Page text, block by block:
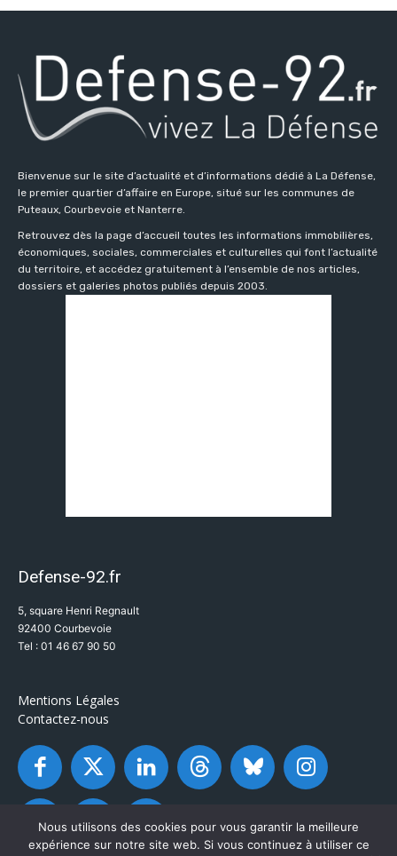
Bienvenue sur le site d’actualité et d’informations dédié à La Défense,
le premier quartier d’affaire en Europe, situé sur les communes de
Puteaux, Courbevoie et Nanterre.
Retrouvez dès la page d’accueil toutes les informations immobilières,
économiques, sociales, commerciales et culturelles qui font l’actualité
du territoire, et accédez gratuitement à l’ensemble de nos articles,
dossiers et galeries photos publiés depuis 2003.
Defense-92.fr
5, square Henri Regnault
92400 Courbevoie
Tel : 01 46 67 90 50
Mentions Légales
Contactez-nous
Nous utilisons des cookies pour vous garantir la meilleure
expérience sur notre site web. Si vous continuez à utiliser ce